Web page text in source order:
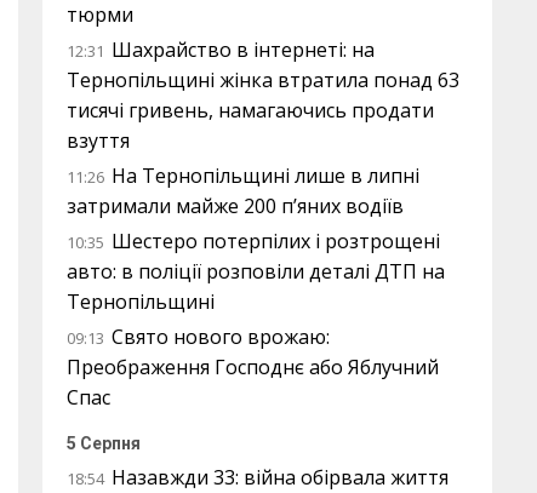
тюрми
12:31 Шахрайство в інтернеті: на
Тернопільщині жінка втратила понад 63
тисячі гривень, намагаючись продати
взуття
11:26 На Тернопільщині лише в липні
затримали майже 200 п’яних водіїв
10:35 Шестеро потерпілих і розтрощені
авто: в поліції розповіли деталі ДТП на
Тернопільщині
09:13 Свято нового врожаю:
Преображення Господнє або Яблучний
Спас
5 Серпня
18:54 Назавжди 33: війна обірвала життя